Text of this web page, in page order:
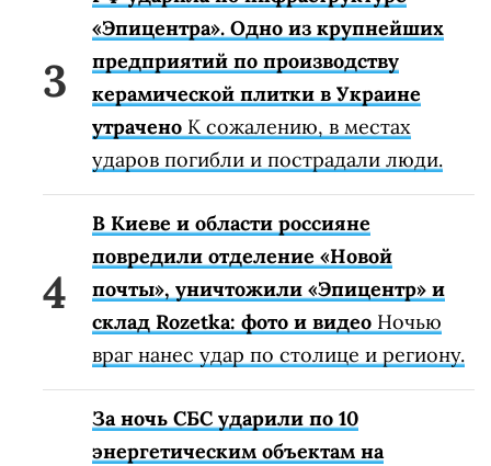
«Эпицентра». Одно из крупнейших
предприятий по производству
керамической плитки в Украине
утрачено К сожалению, в местах
ударов погибли и пострадали люди.
В Киеве и области россияне
повредили отделение «Новой
почты», уничтожили «Эпицентр» и
склад Rozetka: фото и видео Ночью
враг нанес удар по столице и региону.
За ночь СБС ударили по 10
энергетическим объектам на